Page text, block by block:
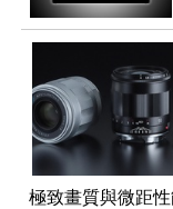
極致畫質與微距